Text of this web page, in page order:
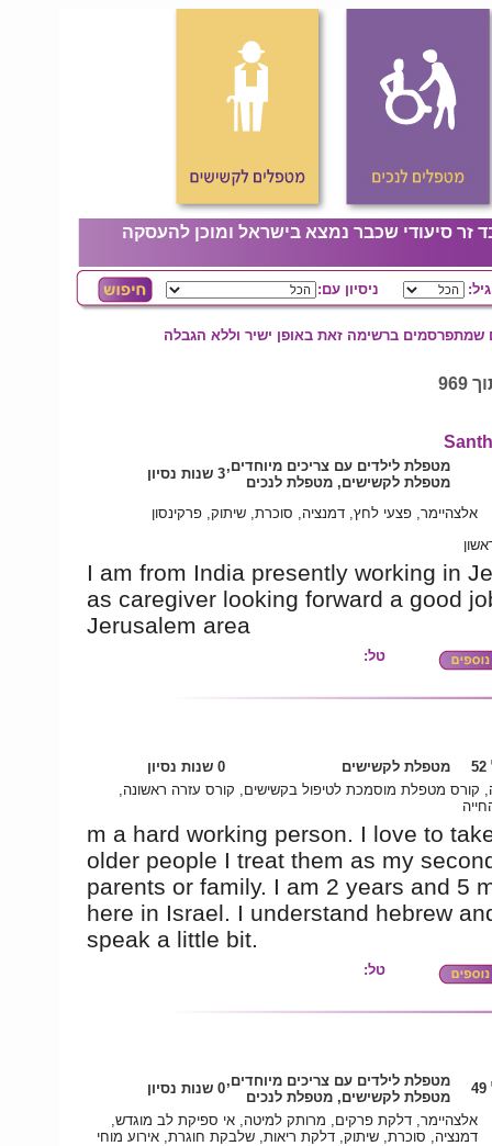
זר סיעודי שכבר נמצא בישראל ומוכן להעסקה
גיל: ניסיון עם:
שמתפרסמים ברשימה זאת באופן ישיר וללא הגבלה
מטפלת לילדים עם צריכים מיוחדים,
מטפלת לקשישים, מטפלת לנכים
3 שנות נסיון
אלצהיימר, פצעי לחץ, דמנציה, סוכרת, שיתוק, פרקינסון
I am from India presently working in
as caregiver looking forward a good
Jerusalem area
טל:
מטפלת לקשישים
0 שנות נסיון
קורס מטפלת מוסמכת לטיפול בקשישים, קורס עזרה ראשונה,
m a hard working person. I love to
older people I treat them as my
parents or family. I am 2 years and 5
here in Israel. I understand hebrew
speak a little bit.
טל:
מטפלת לילדים עם צריכים מיוחדים,
מטפלת לקשישים, מטפלת לנכים
0 שנות נסיון
אלצהיימר, דלקת פרקים, מרותק למיטה, אי ספיקת לב מוגדש,
דמנציה, סוכרת, שיתוק, דלקת ריאות, שלבקת חוגרת, אירוע מוחי